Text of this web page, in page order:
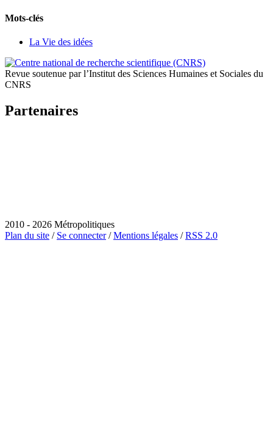
Mots-clés
La Vie des idées
Revue soutenue par l’Institut des Sciences Humaines et Sociales du
CNRS
Partenaires
2010 - 2026 Métropolitiques
Plan du site / Se connecter/Mentions légales /RSS 2.0